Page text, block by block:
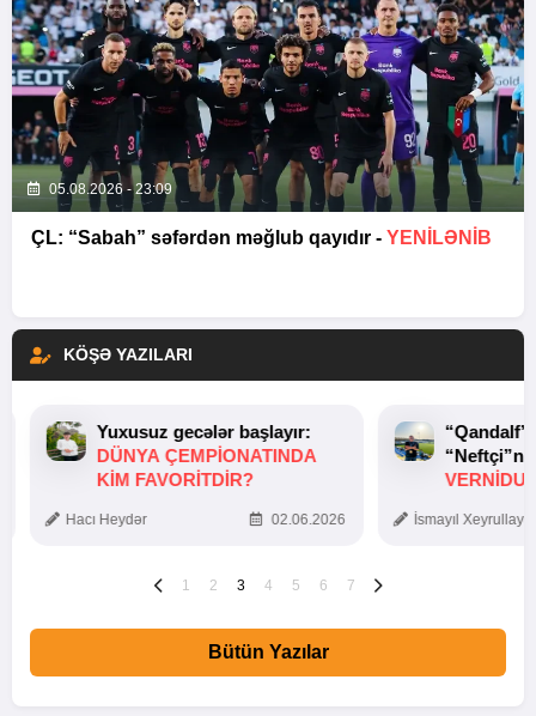
05.08.2026 - 23:09
ÇL: “Sabah” səfərdən məğlub qayıdır - YENİLƏNİB
KÖŞƏ YAZILARI
Yuxusuz gecələr başlayır:
DÜNYA ÇEMPIONATINDA
KIM FAVORITDIR?
Hacı Heydər 02.06.2026 İsmayıl
1 2 3 4 5 6 7
Bütün Yazılar